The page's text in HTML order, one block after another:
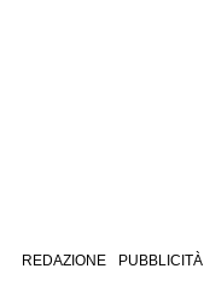
REDAZIONE PUBBLICITÀ